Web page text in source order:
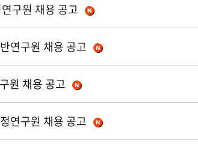
구원 채용 공고
연구원 채용 공고
원 채용 공고
연구원 채용 공고